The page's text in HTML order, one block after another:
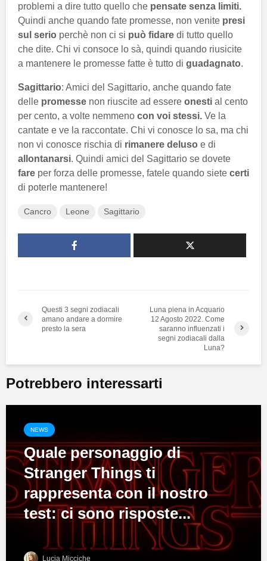
problemi a dire tutto quello che pensate senza limiti.
Quindi anche quando fate promesse, non venite presi
sul serio perchè non ci si può fidare di tutto quello
che dite. Chi vi consoce lo sà, quindi quando riusicite
a mantenere le promesse fatte è tutto di guadagnato.
Sagittario: Amici del Sagittario, anche quando fate
delle promesse non riuscite ad essere onesti al cento
per cento, a volte nemmeno con voi stessi. Ve la
cantate e ve la raccontate. Chi vi conosce lo sa, ma chi
non vi conosce rischia di rimanere deluso e di
allontanarsi. Quindi amici del Sagittario se dovete
fare per forza delle promesse, fatele quando siete certi
di poterle mantenere!
Cancro Leone Sagittario
Questi 3 segni zodiacali
amano andare a dormire
presto la sera
Luna piena in Acquario
12 Agosto 2022. Come
saranno influenzati i
segni zodiacali dalla
Luna?
Potrebbero interessarti
NEWS
Quale personaggio di
Stranger Things ti
rappresenta con il nostro
test: ci sono risposte...
Lucia Micciche